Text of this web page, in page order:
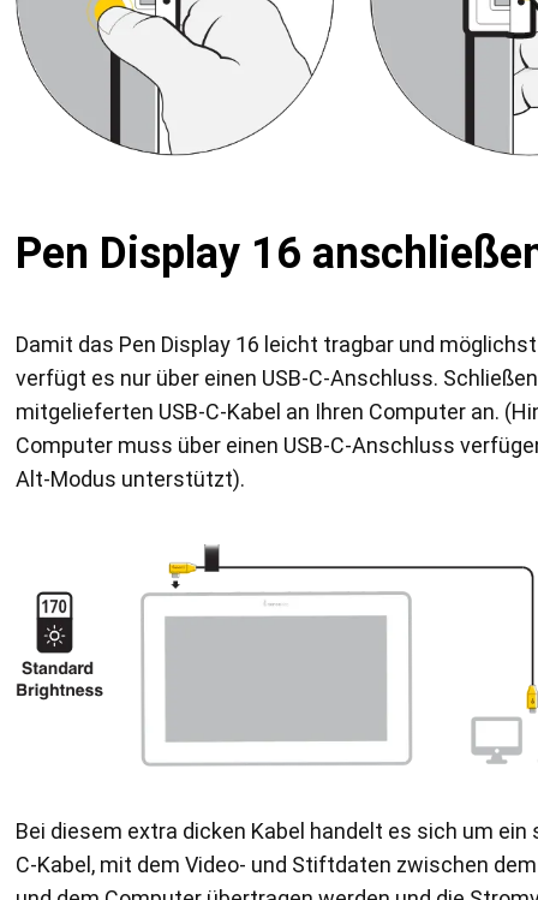
Pen Display 16
Damit das Pen Display 16 leicht tragbar und
verfügt es nur über einen USB-C-Anschluss.
mitgelieferten USB-C-Kabel an Ihren Computer an.
Computer muss über einen USB-C-Anschluss
Alt-Modus unterstützt).
Bei diesem extra dicken Kabel handelt es sich um ein
C-Kabel, mit dem Video- und Stiftdaten zwischen